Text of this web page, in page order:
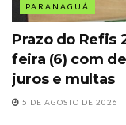
PARANAGUÁ
Prazo do Refis
feira (6) com
juros e multas
5 DE AGOSTO DE 2026